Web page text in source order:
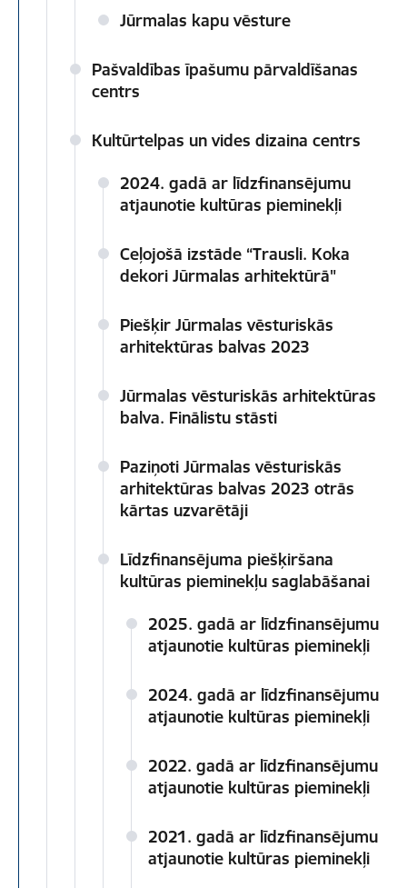
Jūrmalas kapu vēsture
Pašvaldības īpašumu pārvaldīšanas
centrs
Kultūrtelpas un vides dizaina centrs
2024. gadā ar līdzfinansējumu
atjaunotie kultūras pieminekļi
Ceļojošā izstāde “Trausli. Koka
dekori Jūrmalas arhitektūrā"
Piešķir Jūrmalas vēsturiskās
arhitektūras balvas 2023
Jūrmalas vēsturiskās arhitektūras
balva. Finālistu stāsti
Paziņoti Jūrmalas vēsturiskās
arhitektūras balvas 2023 otrās
kārtas uzvarētāji
Līdzfinansējuma piešķiršana
kultūras pieminekļu saglabāšanai
2025. gadā ar līdzfinansējumu
atjaunotie kultūras pieminekļi
2024. gadā ar līdzfinansējumu
atjaunotie kultūras pieminekļi
2022. gadā ar līdzfinansējumu
atjaunotie kultūras pieminekļi
2021. gadā ar līdzfinansējumu
atjaunotie kultūras pieminekļi